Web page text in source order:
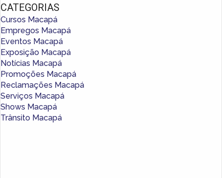
CATEGORIAS
Cursos Macapá
Empregos Macapá
Eventos Macapá
Exposição Macapá
Notícias Macapá
Promoções Macapá
Reclamações Macapá
Serviços Macapá
Shows Macapá
Trânsito Macapá